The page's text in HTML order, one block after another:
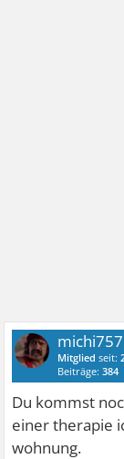
Mitglied seit:
Beiträge:384
Du kommst
einer therapie
wohnung.